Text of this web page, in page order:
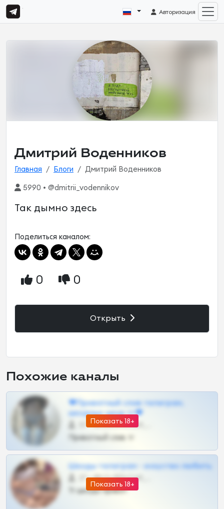
Авторизация
Дмитрий Воденников
Главная Блоги Дмитрий Воденников
5990 • @dmitrii_vodennikov
Так дымно здесь
Поделиться каналом:
0 0
Открыть
Похожие каналы
Показать 18+
❤Приватный слив телеграм,
шкодных шкур тг❤
57 •
Приватный слив тг
Показать 18+
Шкоды телеграм - искуство любить
27 •
Тг шкоды приват